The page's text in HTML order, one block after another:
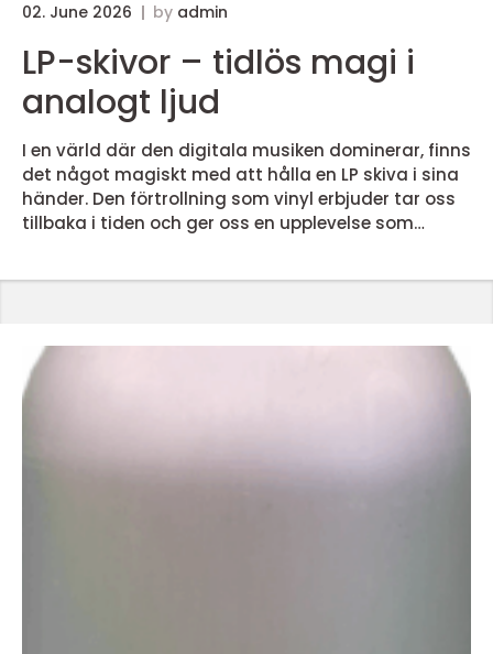
02. June 2026 by admin
LP-skivor – tidlös magi i
analogt ljud
I en värld där den digitala musiken dominerar, finns
det något magiskt med att hålla en LP skiva i sina
händer. Den förtrollning som vinyl erbjuder tar oss
tillbaka i tiden och ger oss en upplevelse som